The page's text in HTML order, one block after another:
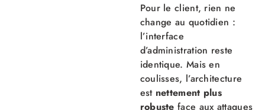
Pour le client, rien ne
change au quotidien :
l’interface
d’administration reste
identique. Mais en
coulisses, l’architecture
est nettement plus
robuste face aux attaques